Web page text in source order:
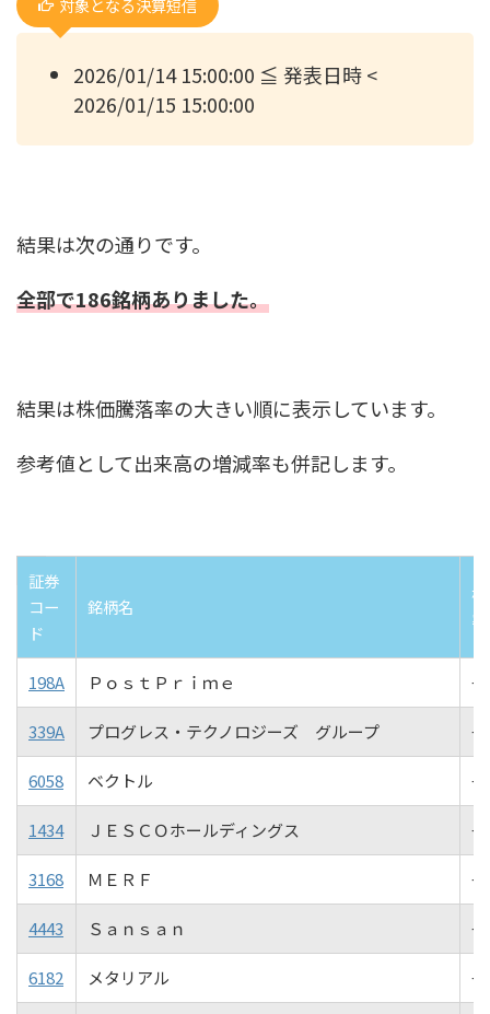
対象となる決算短信
2026/01/14 15:00:00 ≦ 発表日時 <
2026/01/15 15:00:00
結果は次の通りです。
全部で186銘柄ありました。
結果は株価騰落率の大きい順に表示しています。
参考値として出来高の増減率も併記します。
証券
コー
ド
銘柄名
率
198A ＰｏｓｔＰｒｉｍｅ
339A プログレス・テクノロジーズ グループ
6058 ベクトル
1434 ＪＥＳＣＯホールディングス
3168 ＭＥＲＦ
4443 Ｓａｎｓａｎ
6182 メタリアル